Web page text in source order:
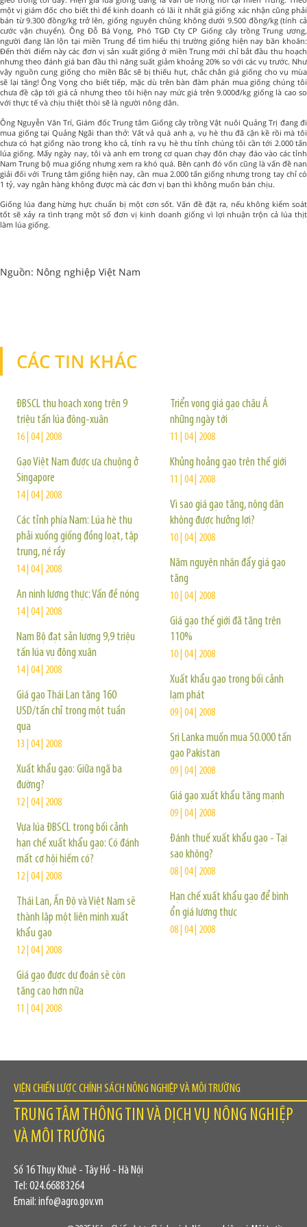
một vị giám đốc cho biết thì để kinh doanh có lãi ít nhất giá giống xác nhận cũng phải
bán từ 9.300 đồng/kg trở lên, giống nguyên chủng không dưới 9.500 đồng/kg (tính cả
cước vận chuyển). Ông Đỗ Bá Vọng, Phó TGĐ Cty CP Giống cây trồng Trung ương,
người đang lăn lộn tại miền Trung để tìm hiểu thị trường giống hiện nay băn khoăn:
Đến thời điểm này các đơn vị sản xuất giống ở miền Trung mới chỉ bắt đầu thu hoạch
nhưng theo đánh giá ban đầu thì năng suất giảm khoảng 20% so với các vụ trước. Như
vậy nguồn cung giống cho miền Bắc sẽ bị thiếu hụt, chắc chắn giá giống cho vụ mùa
sẽ lại tăng! Ông Vọng cho biết tiếp, mặc dù trên bàn đàm phán mua giống chúng tôi
chưa đề cập tới giá cả nhưng theo tôi hiện nay mức giá trên 9.000đ/kg giống là cao so
với thực tế và chịu thiệt thòi sẽ là người nông dân.
Ông Nguyễn Văn Trí, Giám đốc Trung tâm Giống cây trồng Vật nuôi Quảng Trị đang đi
mua giống tại Quảng Ngãi than thở: Vất vả quá anh ạ, vụ hè thu đã cận kề rồi mà tôi
chưa có hạt giống nào trong kho cả, tính ra vụ hè thu tỉnh chúng tôi cần tới 2.000 tấn
lúa giống. Mấy ngày nay, tôi và anh em trong cơ quan chạy đôn chạy đáo vào các tỉnh
Nam Trung bộ mua giống nhưng xem ra khó quá. Bên cạnh đó vốn cũng là vấn đề nan
giải đối với Trung tâm giống hiện nay, cần mua 2.000 tấn giống nhưng trong tay chỉ có
1 tỷ, vay ngân hàng không được mà các đơn vị bạn thì không muốn bán chịu.
Giống lúa đang hừng hực chuẩn bị một cơn sốt. Vấn đề đặt ra, nếu không kiểm soát
tốt sẽ xảy ra tình trạng một số đơn vị kinh doanh giống vì lợi nhuận trộn cả lúa thịt
làm lúa giống.
Nguồn: Nông nghiệp Việt Nam
CÁC TIN KHÁC
ĐBSCL thu hoạch xong trên 9
triệu tấn lúa đông-xuân
16 | 04 | 2008
Gạo Việt Nam được ưa chuộng ở
Singapore
14 | 04 | 2008
Các tỉnh phía Nam: Lúa hè thu
phải xuống giống đồng loạt, tập
trung, né rầy
14 | 04 | 2008
An ninh lương thực: Vấn đề nóng
14 | 04 | 2008
Nam Bộ đạt sản lượng 9,9 triệu
tấn lúa vụ đông xuân
14 | 04 | 2008
Giá gạo Thái Lan tăng 160
USD/tấn chỉ trong một tuần
qua
13 | 04 | 2008
Xuất khẩu gạo: Giữa ngã ba
đường?
12 | 04 | 2008
Vựa lúa ĐBSCL trong bối cảnh
hạn chế xuất khẩu gạo: Có đánh
mất cơ hội hiếm có?
12 | 04 | 2008
Thái Lan, Ấn Độ và Việt Nam sẽ
thành lập một liên minh xuất
khẩu gạo
12 | 04 | 2008
Giá gạo được dự đoán sẽ còn
tăng cao hơn nữa
11 | 04 | 2008
Triển vọng giá gạo châu Á
những ngày tới
11 | 04 | 2008
Khủng hoảng gạo trên thế giới
11 | 04 | 2008
Vì sao giá gạo tăng, nông dân
không được hưởng lợi?
10 | 04 | 2008
Năm nguyên nhân đẩy giá gạo
tăng
10 | 04 | 2008
Giá gạo thế giới đã tăng trên
110%
10 | 04 | 2008
Xuất khẩu gạo trong bối cảnh
lạm phát
09 | 04 | 2008
Sri Lanka muốn mua 50.000 tấn
gạo Pakistan
09 | 04 | 2008
Giá gạo xuất khẩu tăng mạnh
09 | 04 | 2008
Đánh thuế xuất khẩu gạo - Tại
sao không?
08 | 04 | 2008
Hạn chế xuất khẩu gạo để bình
ổn giá lương thực
08 | 04 | 2008
VIỆN CHIẾN LƯỢC CHÍNH SÁCH NÔNG NGHIỆP VÀ MÔI TRƯỜNG
TRUNG TÂM THÔNG TIN VÀ DỊCH VỤ NÔNG NGHIỆP
VÀ MÔI TRƯỜNG
Số 16 Thụy Khuê - Tây Hồ - Hà Nội
Tel: 024.66883264
Email: info@agro.gov.vn